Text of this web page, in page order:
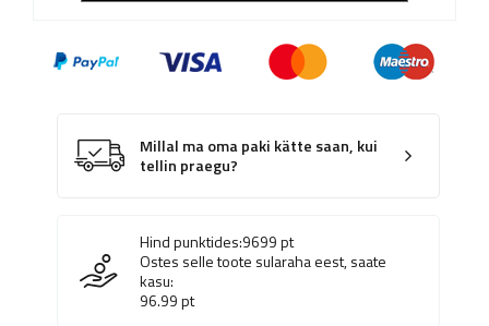
Millal ma oma paki kätte saan, kui
tellin praegu?
Hind punktides:9699pt
Ostes selle toote sularaha eest, saate
kasu:
96.99pt